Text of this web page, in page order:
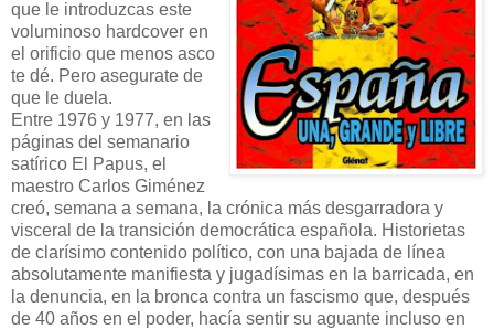
que le introduzcas este
voluminoso hardcover en
el orificio que menos asco
te dé. Pero asegurate de
que le duela.
Entre 1976 y 1977, en las
páginas del semanario
satírico El Papus, el
maestro Carlos Giménez
creó, semana a semana, la crónica más desgarradora y
visceral de la transición democrática española. Historietas
de clarísimo contenido político, con una bajada de línea
absolutamente manifiesta y jugadísimas en la barricada, en
la denuncia, en la bronca contra un fascismo que, después
de 40 años en el poder, hacía sentir su aguante incluso en